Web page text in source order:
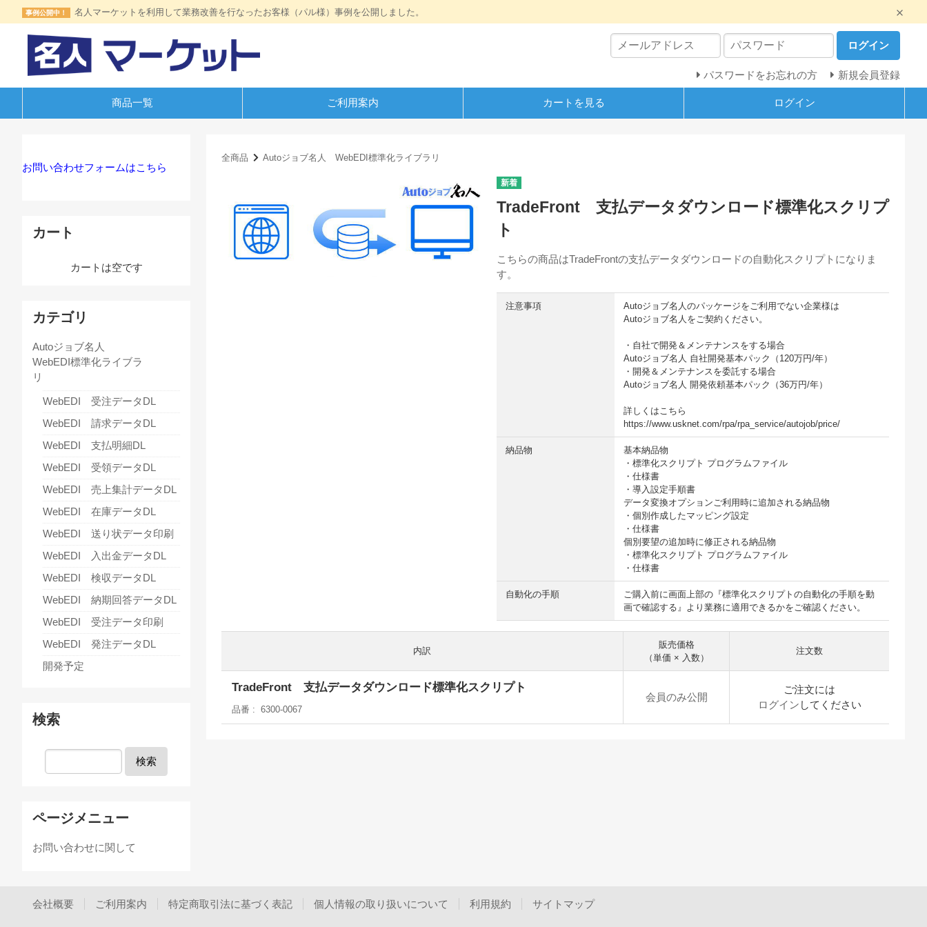
事例公開中！ 名人マーケットを利用して業務改善を行なったお客様（パル様）事例を公開しました。
ログイン
パスワードをお忘れの方 新規会員登録
商品一覧 ご利用案内 カートを見る ログイン
全商品 Autoジョブ名人 WebEDI標準化ライブラリ
TradeFront 支払データダウンロード標準化スクリプ
ト
こちらの商品はTradeFrontの支払データダウンロードの自動化スクリプトになりま
す。
注意事項
Autoジョブ名人のパッケージをご利用でない企業様は
Autoジョブ名人をご契約ください。
・自社で開発＆メンテナンスをする場合
Autoジョブ名人 自社開発基本パック（120万円/年）
・開発＆メンテナンスを委託する場合
Autoジョブ名人 開発依頼基本パック（36万円/年）
詳しくはこちら
https://www.usknet.com/rpa/rpa_service/autojob/price/
納品物
基本納品物
・標準化スクリプト プログラムファイル
・仕様書
・導入設定手順書
データ変換オプションご利用時に追加される納品物
・個別作成したマッピング設定
・仕様書
個別要望の追加時に修正される納品物
・標準化スクリプト プログラムファイル
・仕様書
自動化の手順
ご購入前に画面上部の『標準化スクリプトの自動化の手順を動
画で確認する』より業務に適用できるかをご確認ください。
内訳
販売価格
（単価 × 入数）
注文数
TradeFront 支払データダウンロード標準化スクリプト
品番 6300-0067
会員のみ公開
ご注文には
ログイン してください
お問い合わせフォームはこちら
カート
カートは空です
カテゴリ
Autoジョブ名人
WebEDI標準化ライブラ
リ
WebEDI 受注データDL
WebEDI 請求データDL
WebEDI 支払明細DL
WebEDI 受領データDL
WebEDI 売上集計データDL
WebEDI 在庫データDL
WebEDI 送り状データ印刷
WebEDI 入出金データDL
WebEDI 検収データDL
WebEDI 納期回答データDL
WebEDI 受注データ印刷
WebEDI 発注データDL
開発予定
検索
検索
ページメニュー
お問い合わせに関して
会社概要 ご利用案内 特定商取引法に基づく表記 個人情報の取り扱いについて 利用規約 サイトマップ